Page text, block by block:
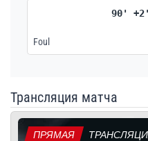
90' +2'
Foul
Трансляция матча
ПРЯМАЯ